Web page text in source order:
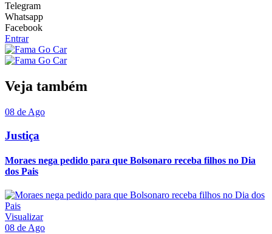
Telegram
Whatsapp
Facebook
Entrar
Veja também
08 de Ago
Justiça
Moraes nega pedido para que Bolsonaro receba filhos no Dia
dos Pais
Visualizar
08 de Ago